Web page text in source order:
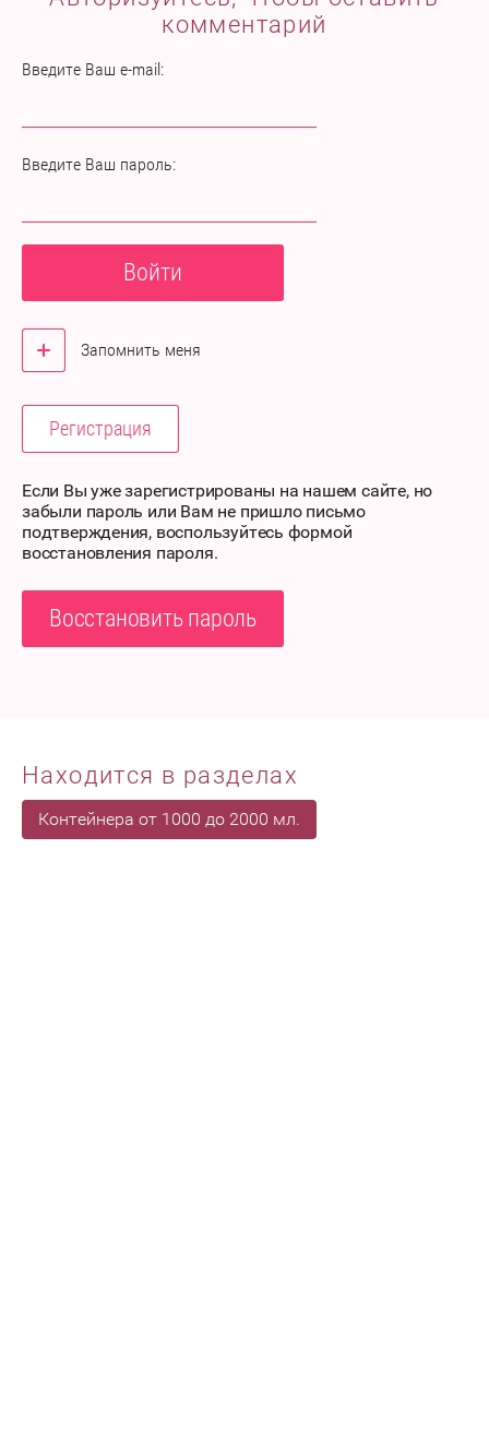
комментарий
Введите Ваш e-mail:
Введите Ваш пароль:
Войти
Запомнить меня
Регистрация
Если Вы уже зарегистрированы на нашем сайте, но
забыли пароль или Вам не пришло письмо
подтверждения, воспользуйтесь формой
восстановления пароля.
Восстановить пароль
Находится в разделах
Контейнера от 1000 до 2000 мл.